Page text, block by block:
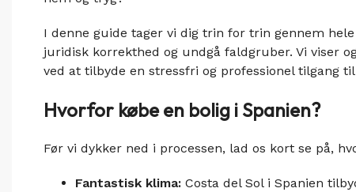
I denne guide tager vi dig trin for trin gennem
juridisk korrekthed og undgå faldgruber. Vi viser
ved at tilbyde en stressfri og professionel tilgang
Hvorfor købe en bolig i Spanien?
Før vi dykker ned i processen, lad os kort se på,
Fantastisk klima: Costa del Sol i Spanien